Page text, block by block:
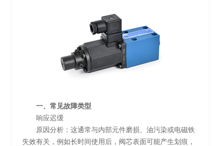
一、常见故障类型
响应迟缓
原因分析：这通常与内部元件磨损、油污染或电磁铁
失效有关，例如长时间使用后，阀芯表面可能产生划痕，